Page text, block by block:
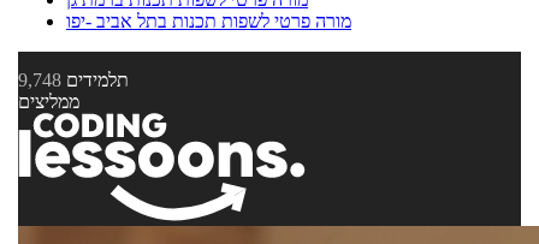
מורה פרטי לשפות תכנות בתל אביב -יפו
9,748 תלמידים
ממליצים